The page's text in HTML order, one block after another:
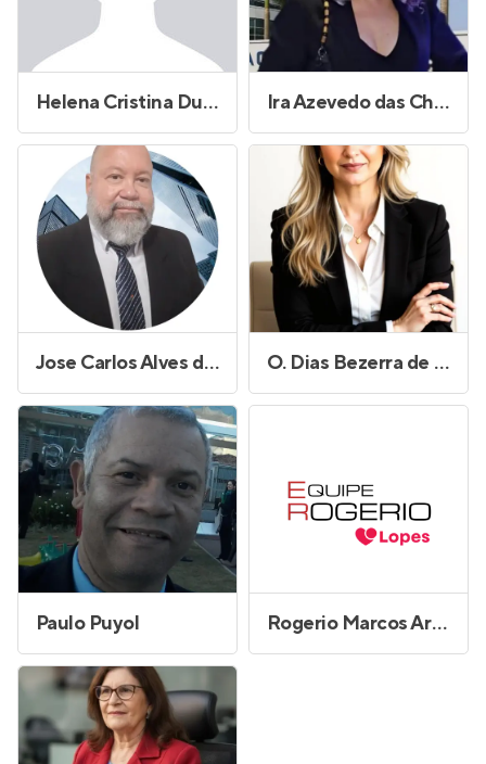
Helena Cristina Duarte Simoes Franco Ira Azevedo das Chagas
Jose Carlos Alves de Jesus O. Dias Bezerra de Menezes
Paulo Puyol Rogerio Marcos Arrebola